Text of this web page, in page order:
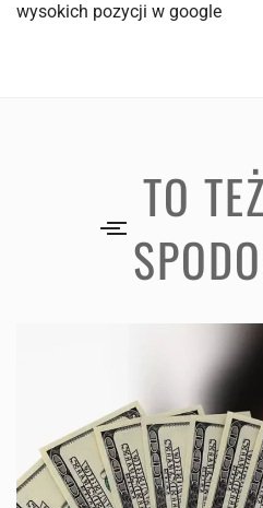
wysokich pozycji w google
TO